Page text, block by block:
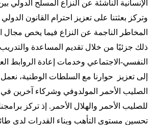
الإنسانية الناشئة عن النزاع المسلح الدولي
وتركز بعثتنا على تعزيز احترام القانون
المخاطر الناجمة عن النزاع فيما يخص مجال
ذلك جزئيًا من خلال تقديم المساعدة
النفسي-الاجتماعي وخدمات إعادة الروابط
إلى تعزيز حوارنا مع السلطات الوطنية، نعمل
الصليب الأحمر المولدوفي وشركاء آخرين في
للصليب الأحمر والهلال الأحمر. إذ تركز
تحسين مستوى التأهب وبناء القدرات لدى